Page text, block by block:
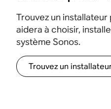
Trouvez un
aidera à choisir,
système Sonos.
Trouvez un